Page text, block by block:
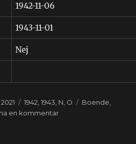
1942-11-06
1943-11-01
Nej
Kategorier
1942,1943, N, O Etiketter
Boende,
en kommentartill